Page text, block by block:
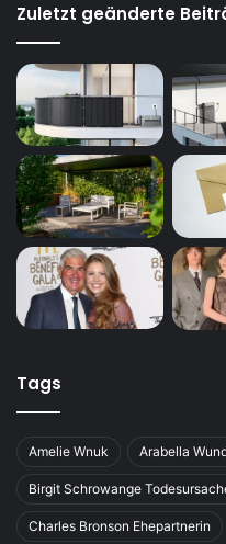
Zuletzt geänderte
Tags
Amelie Wnuk Arabella
Birgit Schrowange
Charles Bronson Ehepartnerin